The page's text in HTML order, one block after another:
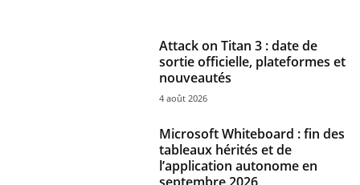
Attack on Titan 3 : date de
sortie officielle, plateformes et
nouveautés
4 août 2026
Microsoft Whiteboard : fin des
tableaux hérités et de
l’application autonome en